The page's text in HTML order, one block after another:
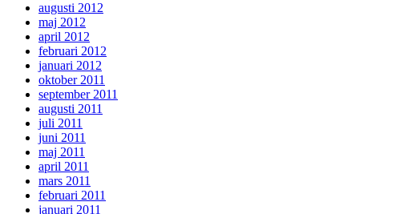
augusti 2012
maj 2012
april 2012
februari 2012
januari 2012
oktober 2011
september 2011
augusti 2011
juli 2011
juni 2011
maj 2011
april 2011
mars 2011
februari 2011
januari 2011